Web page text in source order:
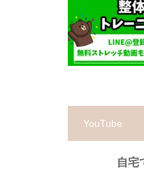
YouTube
自宅